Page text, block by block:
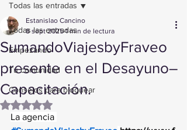
Todas las entradas
Empezando
Tu comunidad
Consejos para bloguear
Todas las entradas
SumandoViajesbyFraveo
presente en el Desayuno–
Capacitación.
Estanislao Cancino
8 sept 2025 1 min de lectura
Obtuvo NaN de 5 estrellas.
La agencia